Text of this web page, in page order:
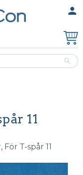
person
11
T-spår 11